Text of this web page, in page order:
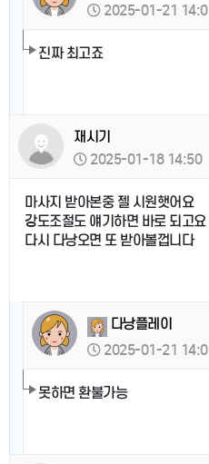
2025-01-21
진짜 최고죠
재시기
2025-01-18 14:50
마사지 받아본중 젤 시원햇어요
강도조절도 얘기하면 바로 되고요
다시 다낭오면 또 받아볼껍니다
다낭플레이
2025-01-21
못하면 환불가능